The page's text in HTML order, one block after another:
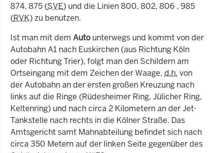
874, 875 (SVE) und die Linien 800, 802, 806 , 985
(RVK) zu benutzen.
Ist man mit dem Autounterwegs und kommt von der
Autobahn A1 nach Euskirchen (aus Richtung Köln
oder Richtung Trier), folgt man den Schildern am
Ortseingang mit dem Zeichen der Waage, d.h. von
der Autobahn an der ersten großen Kreuzung nach
links auf die Ringe (Rüdesheimer Ring, Jülicher Ring,
Keltenring) und nach circa 2 Kilometern an der Jet-
Tankstelle nach rechts in die Kölner Straße. Das
Amtsgericht samt Mahnabteilung befindet sich nach
circa 350 Metern auf der linken Seite gegenüber des